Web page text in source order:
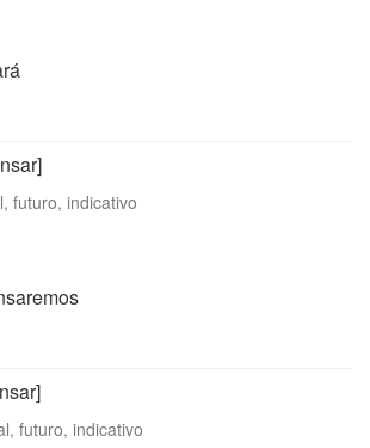
futuro, indicativo
futuro, indicativo